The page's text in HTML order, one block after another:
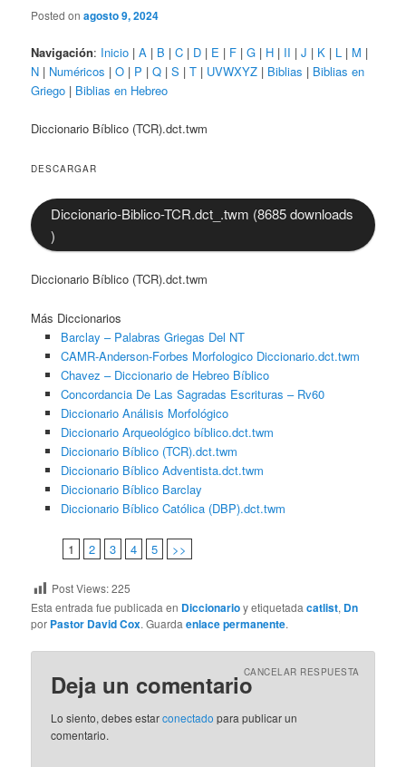
Posted onagosto 9, 2024
Navigación: Inicio |A | B |C | D | E | F |G | H | II |J | K | L | M |
N | Numéricos |O | P |Q |S |T | UVWXYZ | Biblias | Biblias en
Griego | Biblias en Hebreo
Diccionario Bíblico (TCR).dct.twm
DESCARGAR
Diccionario-Biblico-TCR.dct_.twm (8685 downloads
)
Diccionario Bíblico (TCR).dct.twm
Más Diccionarios
Barclay – Palabras Griegas Del NT
CAMR-Anderson-Forbes Morfologico Diccionario.dct.twm
Chavez – Diccionario de Hebreo Bíblico
Concordancia De Las Sagradas Escrituras – Rv60
Diccionario Análisis Morfológico
Diccionario Arqueológico bíblico.dct.twm
Diccionario Bíblico (TCR).dct.twm
Diccionario Bíblico Adventista.dct.twm
Diccionario Bíblico Barclay
Diccionario Bíblico Católica (DBP).dct.twm
1 2 3 4 5 >>
Post Views:225
Esta entrada fue publicada en Diccionarioy etiquetadacatlist, Dn
por Pastor David Cox. Guardaenlace permanente.
Deja un comentarioCANCELAR RESPUESTA
Lo siento, debes estarconectado para publicar un
comentario.